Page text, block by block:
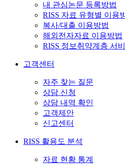
내 관심논문 등록방법
RISS 자료 유형별 이용
복사/대출 이용방법
해외전자자료 이용방법
RISS 정보취약계층 서
고객센터
자주 찾는 질문
상담 신청
상담 내역 확인
고객제안
신고센터
RISS 활용도 분석
자료 현황 통계